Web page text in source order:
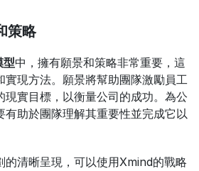
策略
中，擁有願景和策略非常重要，這
實現方法。願景將幫助團隊激勵員工
現實目標，以衡量公司的成功。為公
有助於團隊理解其重要性並完成它以
的清晰呈現，可以使用Xmind的戰略